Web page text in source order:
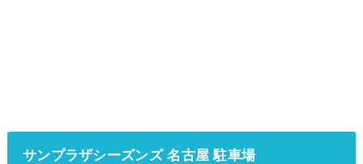
サンプラザシーズンズ 名古屋 駐車場